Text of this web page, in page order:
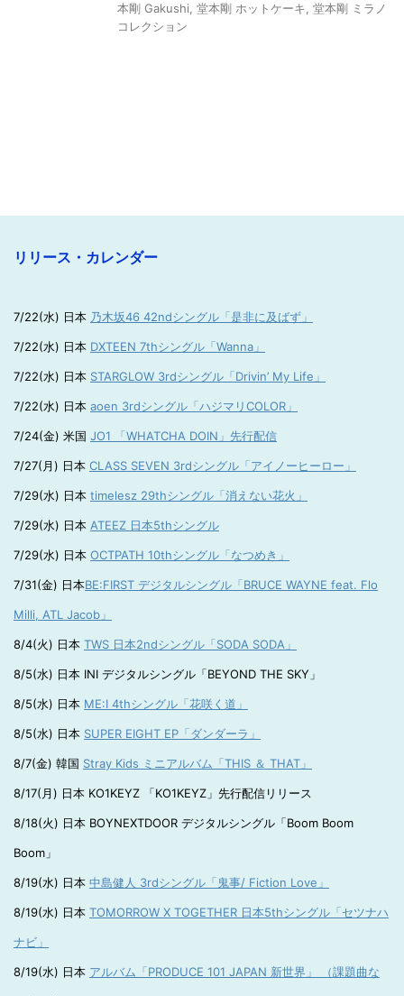
本剛 Gakushi 堂本剛 ホットケーキ 堂本剛 ミラノ
コレクション
リリース・カレンダー
7/22(水) 日本 乃木坂46 42ndシングル「是非に及ばず」
7/22(水) 日本 DXTEEN 7thシングル「Wanna」
7/22(水) 日本 STARGLOW 3rdシングル「Drivin’ My Life」
7/22(水) 日本 aoen 3rdシングル「ハジマリCOLOR」
7/24(金) 米国 JO1 「WHATCHA DOIN」先行配信
7/27(月) 日本 CLASS SEVEN 3rdシングル「アイノーヒーロー」
7/29(水) 日本 timelesz 29thシングル「消えない花火」
7/29(水) 日本 ATEEZ 日本5thシングル
7/29(水) 日本 OCTPATH 10thシングル「なつめき」
7/31(金) 日本BE:FIRST デジタルシングル「BRUCE WAYNE feat. Flo
Milli, ATL Jacob」
8/4(火) 日本 TWS 日本2ndシングル「SODA SODA」
8/5(水) 日本 INI デジタルシングル「BEYOND THE SKY」
8/5(水) 日本 ME:I 4thシングル「花咲く道」
8/5(水) 日本 SUPER EIGHT EP「ダンダーラ」
8/7(金) 韓国 Stray Kids ミニアルバム「THIS ＆ THAT」
8/17(月) 日本 KO1KEYZ 「KO1KEYZ」先行配信リリース
8/18(火) 日本 BOYNEXTDOOR デジタルシングル「Boom Boom
Boom」
8/19(水) 日本 中島健人 3rdシングル「鬼事/ Fiction Love」
8/19(水) 日本 TOMORROW X TOGETHER 日本5thシングル「セツナハ
ナビ」
8/19(水) 日本 アルバム「PRODUCE 101 JAPAN 新世界」 （課題曲な